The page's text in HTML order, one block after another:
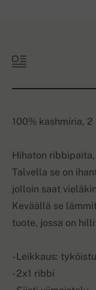
100% kashmiria,
Hihaton
Talvella se on
jolloin saat
Keväällä se
tuote, jossa on
- Leikkaus:
- 2x1 ribbi